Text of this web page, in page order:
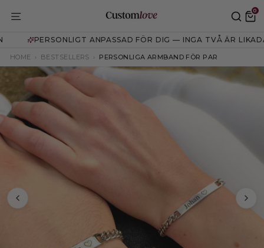
missing:
sv.general.accessibility.skip_to_content
TRANSLATION MISSING: 0
PERSONLIGT ANPASSAD FÖR DIG — INGA TVÅ ÄR
HOME › BESTSELLERS › PERSONLIGA ARMBAND FÖR PAR